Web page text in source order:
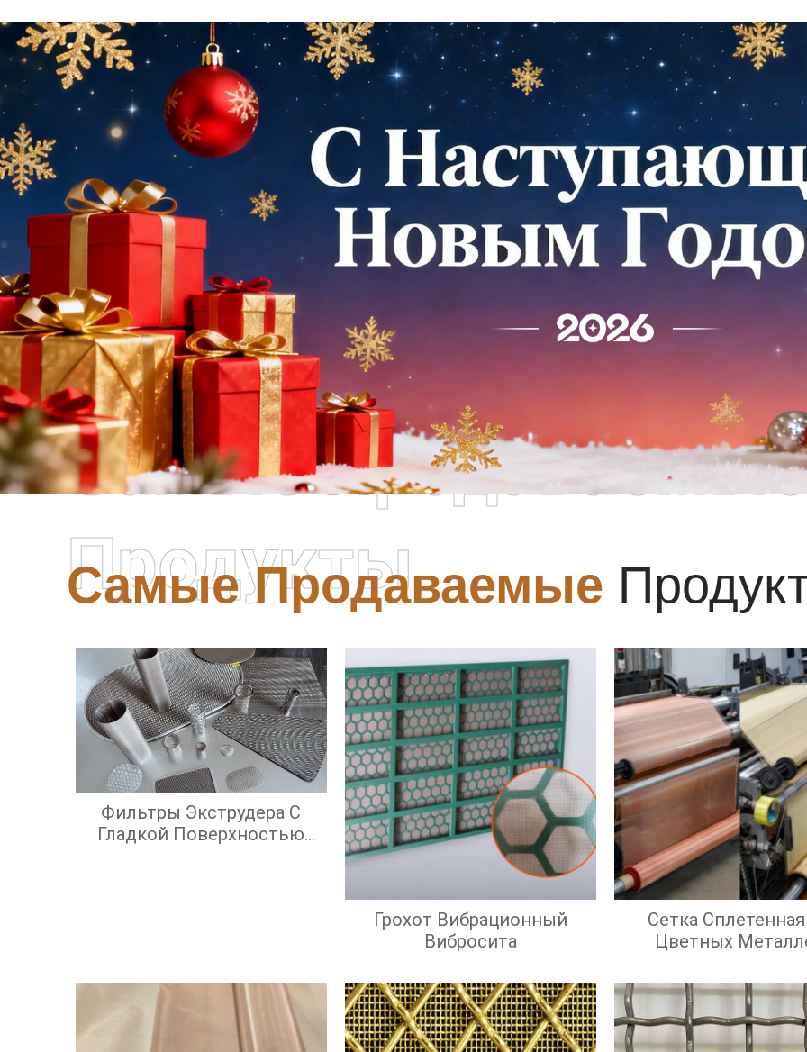
Самые Продаваемые
Самые Продаваемые
Продукты
Фильтры Экструдера С
Гладкой Поверхностью
Грохот Вибрационный
Вибросита
Сетка
Цветных